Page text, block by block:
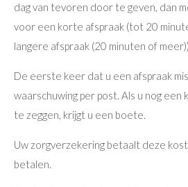
dag van tevoren door te geven, dan
voor een korte afspraak (tot 20
langere afspraak (20 minuten of
De eerste keer dat u een afspraak
waarschuwing per post. Als u nog
te zeggen, krijgt u een boete.
Uw zorgverzekering betaalt deze
betalen.